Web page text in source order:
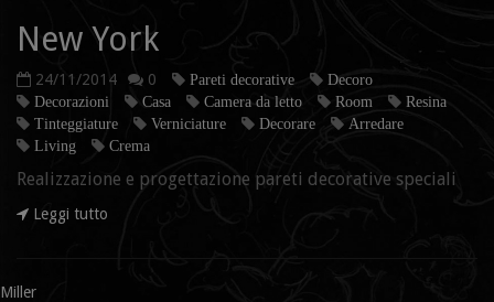
New York
24/11/2014 0 Pareti decorative
Decoro
Decorazioni
Casa Camera da letto Room
Resina
Tinteggiature
Verniciature Decorare
Arredare
Living
Crema
Realizzazione e progettazione pareti decorative speciali
Leggi tutto
Miller